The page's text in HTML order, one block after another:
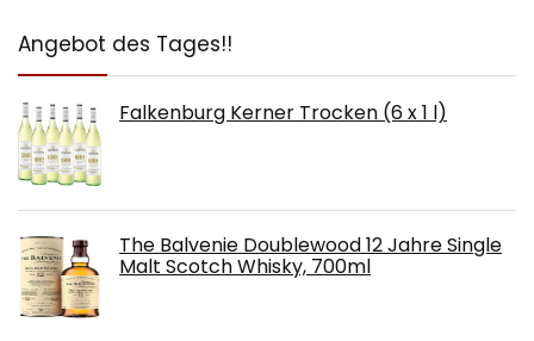
Angebot des Tages!!
Falkenburg Kerner Trocken (6 x 1 l)
The Balvenie Doublewood 12 Jahre Single
Malt Scotch Whisky, 700ml